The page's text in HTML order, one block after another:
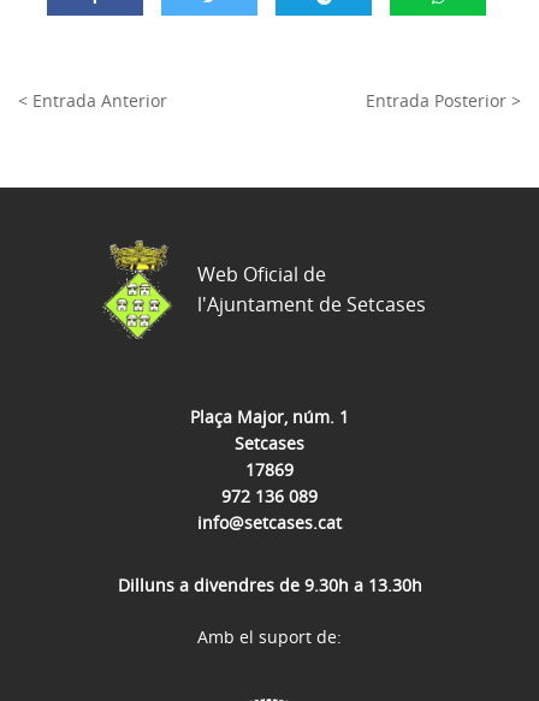
< Entrada Anterior Entrada Posterior >
Plaça Major, núm. 1
Setcases
17869
972 136 089
info@setcases.cat
Dilluns a divendres de 9.30h a 13.30h
Web Oficial de
l'Ajuntament de Setcases
Amb el suport de: